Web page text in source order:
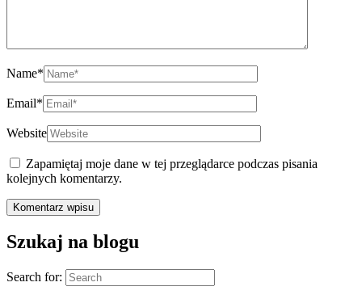
Name*
Email*
Website
Zapamiętaj moje dane w tej przeglądarce podczas pisania
kolejnych komentarzy.
Szukaj na blogu
Search for: